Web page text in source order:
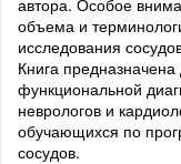
объема и
исследования
Книга предназначена
функциональной
неврологов и
обучающихся по
сосудов.